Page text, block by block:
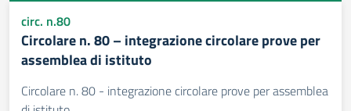
circ. n.80
Circolare n. 80 – integrazione circolare prove per
assemblea di istituto
Circolare n. 80 - integrazione circolare prove per assemblea